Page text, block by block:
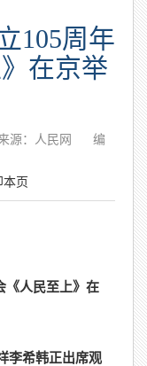
105周年
在京举
源：人民网
编
页
《人民至上》在
李希韩正出席观